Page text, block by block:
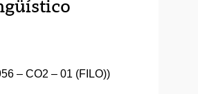
– CO2 – 01 (FILO))